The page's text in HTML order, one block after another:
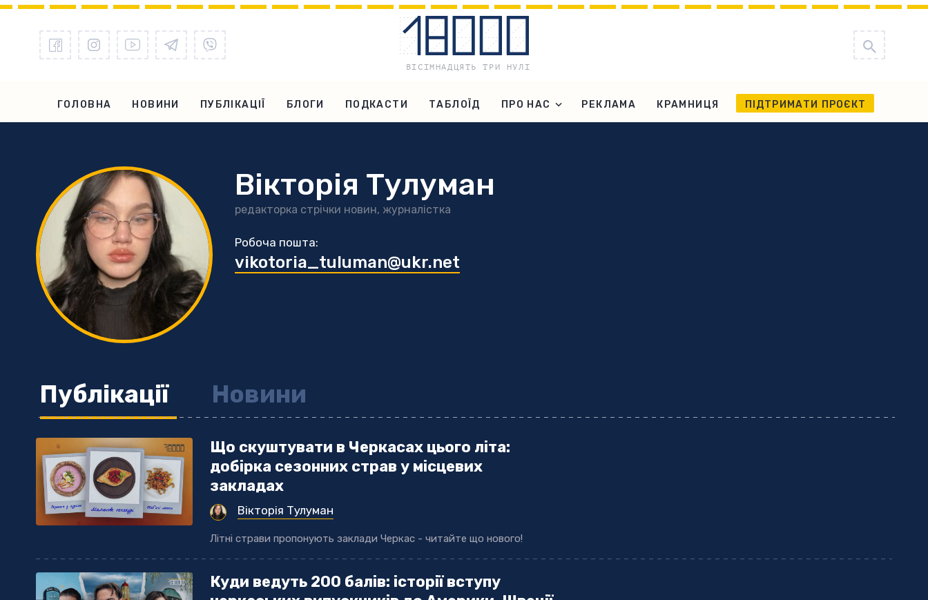
ГОЛОВНА НОВИНИ ПУБЛІКАЦІЇ БЛОГИ ПОДКАСТИ ТАБЛОЇД ПРО НАС РЕКЛАМА КРАМНИЦЯ ПІДТРИМАТИ ПРОЄКТ
Вікторія Тулуман
редакторка стрічки новин, журналістка
Робоча пошта:
vikotoria_tuluman@ukr.net
Публікації Новини
Що скуштувати в Черкасах цього літа:
добірка сезонних страв у місцевих
закладах
Вікторія Тулуман
Літні страви пропонують заклади Черкас - читайте що нового!
Куди ведуть 200 балів: історії вступу